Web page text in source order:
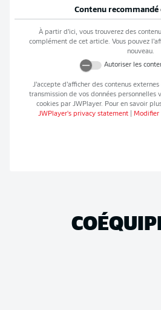
Contenu recommandé
À partir d’ici, vous trouverez des
complément de cet article. Vous pouvez
nouveau.
Autoriser les
J’accepte d’afficher des contenus externes
transmission de vos données personnelles
cookies par JWPlayer. Pour en savoir
JWPlayer's privacy statement| Modifier